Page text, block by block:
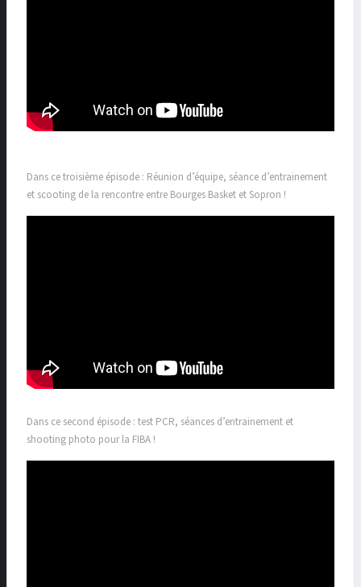
Dans ce troisième épisode : Réunion d’équipe, séance d’entrainement
et scooting de la rencontre entre Bourges Basket et Sopron !
Dans ce second épisode : test PCR, séances d’entrainement et
shooting photo pour la FIBA !